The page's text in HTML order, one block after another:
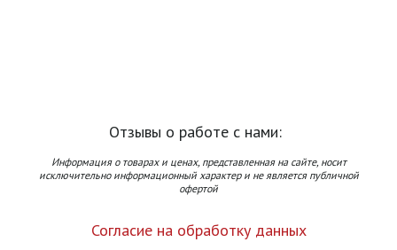
Отзывы о работе с нами:
Информация о товарах и ценах, представленная на сайте, носит
исключительно информационный характер и не является публичной
офертой
Согласие на обработку данных